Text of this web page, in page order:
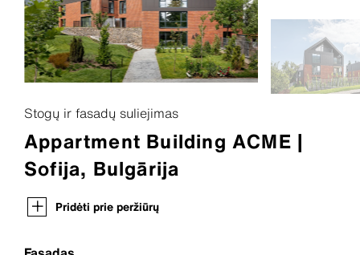
Įmonė
Paslaugos
Įkvėpimui
Tvarumas
Stogų ir fasadų suliejimas
Appartment Building ACME |
Sofija, Bulgārija
Pridėti prie peržiūrų